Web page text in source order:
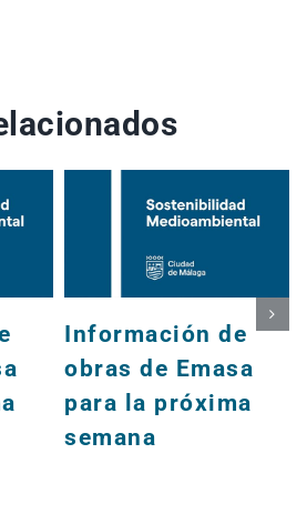
Información de
obras de Emasa
para la próxima
semana